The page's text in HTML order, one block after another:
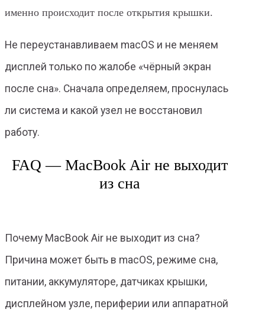
именно происходит после открытия крышки.
Не переустанавливаем macOS и не меняем
дисплей только по жалобе «чёрный экран
после сна». Сначала определяем, проснулась
ли система и какой узел не восстановил
работу.
FAQ — MacBook Air не выходит
из сна
Почему MacBook Air не выходит из сна?
Причина может быть в macOS, режиме сна,
питании, аккумуляторе, датчиках крышки,
дисплейном узле, периферии или аппаратной